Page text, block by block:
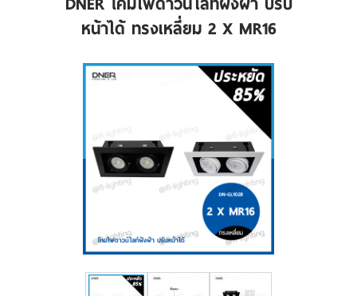
ผลงานของเรา
ดาวน์โหลดแคตตาล็อค
หน้าได้ ทรงเหลี่ยม 2 X MR16